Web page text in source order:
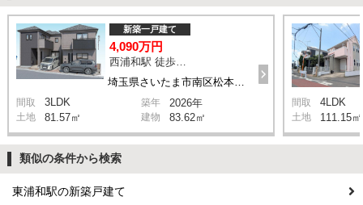
埼玉県さいたま市南区松本1丁目
新築一戸建て
4,090万円
西浦和駅 徒歩14分
間取 3LDK 築年 2026年
土地 81.57㎡ 建物 83.62㎡
間取 4LDK
土地 111.15㎡
類似の条件から検索
東浦和駅の新築戸建て